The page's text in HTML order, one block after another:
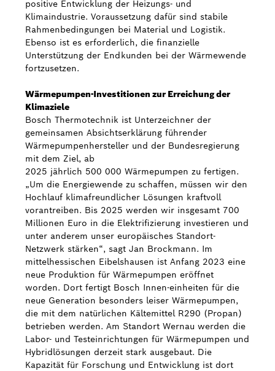
positive Entwicklung der Heizungs- und
Klimaindustrie. Voraussetzung dafür sind stabile
Rahmenbedingungen bei Material und Logistik.
Ebenso ist es erforderlich, die finanzielle
Unterstützung der Endkunden bei der Wärmewende
fortzusetzen.
Wärmepumpen-Investitionen zur Erreichung der
Klimaziele
Bosch Thermotechnik ist Unterzeichner der
gemeinsamen Absichtserklärung führender
Wärmepumpenhersteller und der Bundesregierung
mit dem Ziel, ab
2025 jährlich 500 000 Wärmepumpen zu fertigen.
„Um die Energiewende zu schaffen, müssen wir den
Hochlauf klimafreundlicher Lösungen kraftvoll
vorantreiben. Bis 2025 werden wir insgesamt 700
Millionen Euro in die Elektrifizierung investieren und
unter anderem unser europäisches Standort-
Netzwerk stärken“, sagt Jan Brockmann. Im
mittelhessischen Eibelshausen ist Anfang 2023 eine
neue Produktion für Wärmepumpen eröffnet
worden. Dort fertigt Bosch Innen-einheiten für die
neue Generation besonders leiser Wärmepumpen,
die mit dem natürlichen Kältemittel R290 (Propan)
betrieben werden. Am Standort Wernau werden die
Labor- und Testeinrichtungen für Wärmepumpen und
Hybridlösungen derzeit stark ausgebaut. Die
Kapazität für Forschung und Entwicklung ist dort